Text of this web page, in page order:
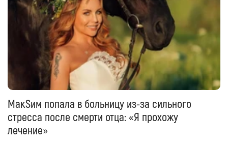
МакSим попала в больницу из-за сильного
стресса после смерти отца: «Я прохожу
лечение»